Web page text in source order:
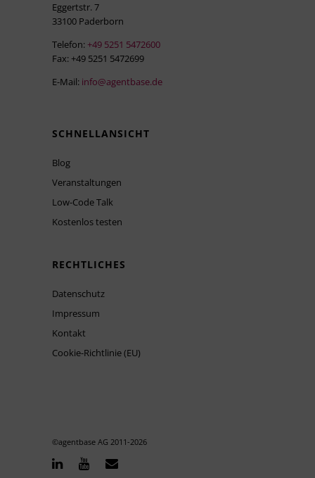
Eggertstr. 7
33100 Paderborn
Telefon: +49 5251 5472600
Fax: +49 5251 5472699
E-Mail: info@agentbase.de
SCHNELLANSICHT
Blog
Veranstaltungen
Low-Code Talk
Kostenlos testen
RECHTLICHES
Datenschutz
Impressum
Kontakt
Cookie-Richtlinie (EU)
©agentbase AG 2011-2026